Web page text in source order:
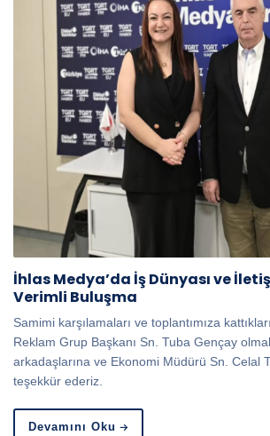
İhlas Medya’da İş Dünyası ve
Verimli Buluşma
Samimi karşılamaları ve toplantımıza
Reklam Grup Başkanı Sn. Tuba Gençay
arkadaşlarına ve Ekonomi Müdürü Sn. Celal
teşekkür ederiz.
Devamını Oku